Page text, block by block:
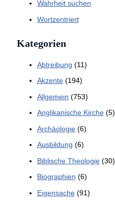
Wahrheit suchen
Wortzentriert
Kategorien
Abtreibung (11)
Akzente(194)
Allgemein (753)
Anglikanische Kirche(5)
Archäologie(6)
Ausbildung (6)
Biblische Theologie(30)
Biographien (6)
Eigensache(91)